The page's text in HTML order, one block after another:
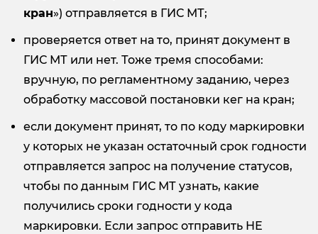
кран») отправляется в ГИС МТ;
проверяется ответ на то, принят документ в
ГИС МТ или нет. Тоже тремя способами:
вручную, по регламентному заданию, через
обработку массовой постановки кег на кран;
если документ принят, то по коду маркировки
у которых не указан остаточный срок годности
отправляется запрос на получение статусов,
чтобы по данным ГИС МТ узнать, какие
получились сроки годности у кода
маркировки. Если запрос отправить НЕ